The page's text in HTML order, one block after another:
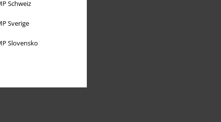
Schweiz
Sverige
Slovensko